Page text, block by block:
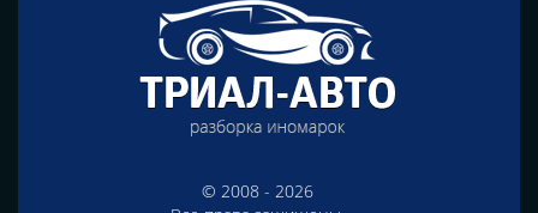
© 2008 - 2026